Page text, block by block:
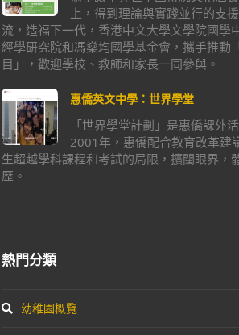
上，得到理論與實踐並行的支
流，造福下一代，香港中文大學文學院國學
經學研究院和馮燊均國學基金會，攜手推動
目」，歡迎學校、教師和家長一同參與。
惠僑英文中學：世界學堂
「世界學堂計劃」是惠僑課外
2001年，惠僑配合教育改革建
生超越學科課程和考試的局限，擴闊眼界，
歷。
熱門分類
幼稚園概覽